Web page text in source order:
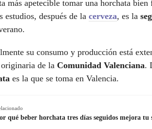
más apetecible tomar una horchata bien
estudios, después de la cerveza, es la
su consumo y producción está
de la Comunidad Valenciana.
es la que se toma en Valencia.
qué beber horchata tres días seguidos mejora tu